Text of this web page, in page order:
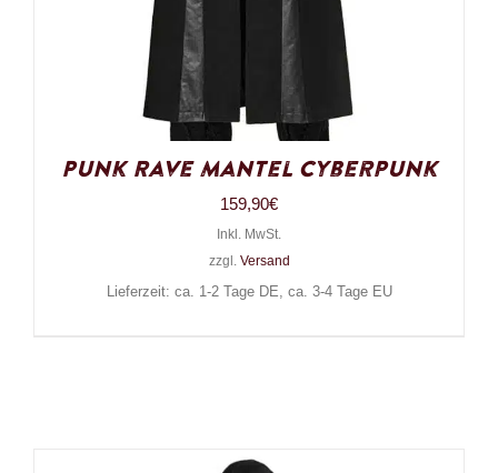
Punk Rave Mantel Cyberpunk
159,90€
Inkl. MwSt.
zzgl. Versand
Lieferzeit: ca. 1-2 Tage DE, ca. 3-4 Tage EU